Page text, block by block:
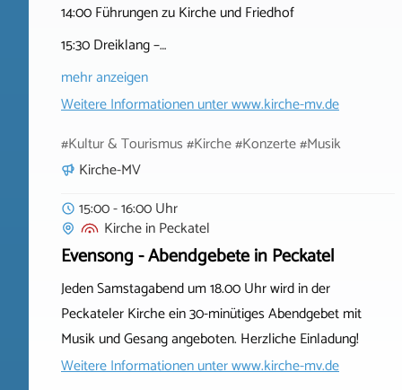
14:00 Führungen zu Kirche und Friedhof
15:30 Dreiklang –…
mehr anzeigen
Weitere Informationen unterwww.kirche-mv.de
#Kultur & Tourismus #Kirche #Konzerte #Musik
Kirche-MV
15:00 - 16:00 Uhr
KircheinPeckatel
Evensong - Abendgebete in Peckatel
Jeden Samstagabend um 18.00 Uhr wird in der
Peckateler Kirche ein 30-minütiges Abendgebet mit
Musik und Gesang angeboten. Herzliche Einladung!
Weitere Informationen unterwww.kirche-mv.de